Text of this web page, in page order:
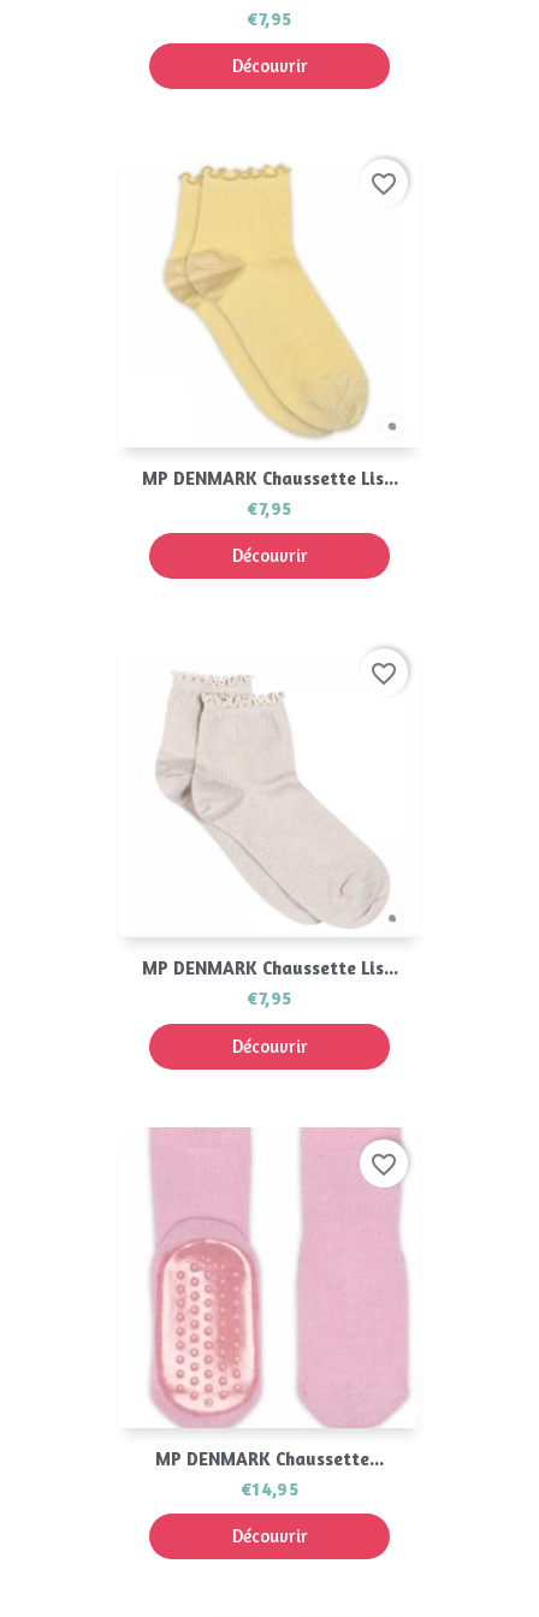
€7,95
Découvrir
MP DENMARK Chaussette Lis...
€7,95
Découvrir
favorite_border
MP DENMARK Chaussette Lis...
€7,95
Découvrir
favorite_border
MP DENMARK Chaussette...
€14,95
Découvrir
favorite_border